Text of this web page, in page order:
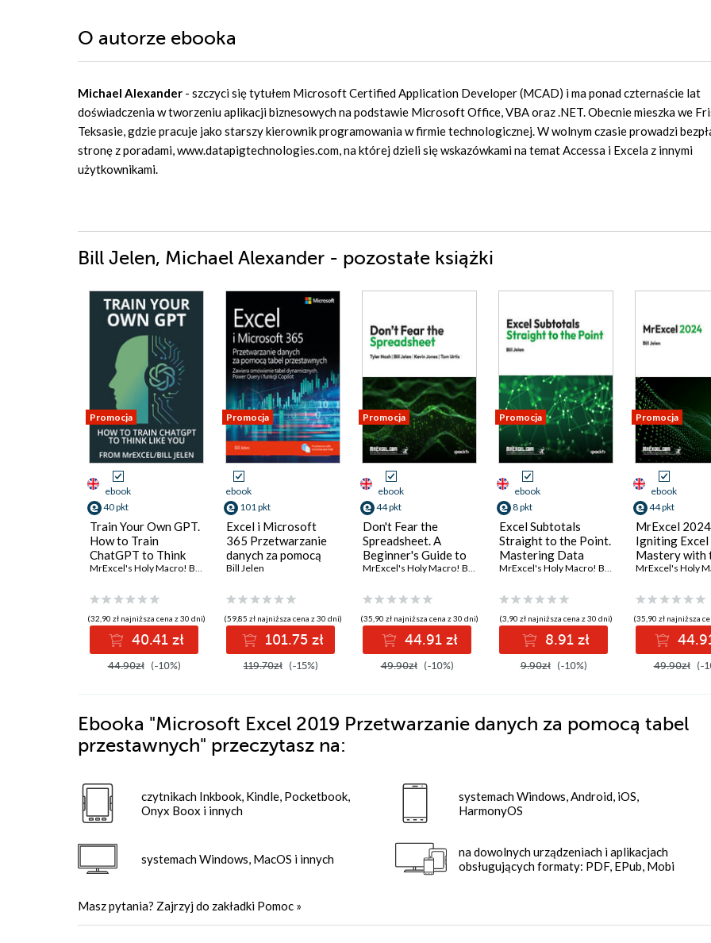
O autorze ebooka
Michael Alexander - szczyci się tytułem Microsoft Certified Application Developer (MCAD) i ma ponad czternaście lat
doświadczenia w tworzeniu aplikacji biznesowych na podstawie Microsoft Office, VBA oraz .NET. Obecnie mieszka we
Teksasie, gdzie pracuje jako starszy kierownik programowania w firmie technologicznej. W wolnym czasie prowadzi
stronę z poradami, www.datapigtechnologies.com, na której dzieli się wskazówkami na temat Accessa i Excela z innymi
użytkownikami.
Bill Jelen, Michael Alexander - pozostałe książki
Promocja
ebook
40 pkt
Train Your Own GPT.
How to Train
ChatGPT to Think
Like You
MrExcel's Holy Macro! Books Bill Jelen
(32,90 zł najniższa cena z 30 dni)
40.41 zł
44.90zł (-10%)
Promocja
ebook
101 pkt
Excel i Microsoft
365 Przetwarzanie
danych za pomocą
tabel przestawnych.
tabel dynamicznych,
Power Query i
funkcji Copilot
Bill Jelen
(59,85 zł najniższa cena z 30 dni)
101.75 zł
119.70zł (-15%)
Promocja
ebook
44 pkt
Don't Fear the
Spreadsheet. A
Beginner's Guide to
Overcoming Excel'sMrExcel's Holy Macro! Books Tyler Nash, Bill Jelen,Kevin Jones ,Tom Urtis
(35,90 zł najniższa cena z 30 dni)
44.91 zł
49.90zł (-10%)
Promocja
ebook
8 pkt
Excel Subtotals
Straight to the Point.
Mastering Data
Organization and
Subtotals
MrExcel's Holy Macro! Books Bill Jelen
(3,90 zł najniższa cena z 30 dni)
8.91 zł
9.90zł (-10%)
Promocja
ebook
44 pkt
MrExcel
Igniting Excel
Mastery with
Latest Tips &
(35,90 zł najniższa
49.90zł (-
Ebooka "Microsoft Excel 2019 Przetwarzanie danych za pomocą tabel
przestawnych" przeczytasz na:
czytnikach Inkbook, Kindle, Pocketbook,
Onyx Boox i innych
systemach Windows, MacOS i innych
systemach Windows, Android, iOS,
HarmonyOS
na dowolnych urządzeniach i aplikacjach
obsługujących formaty: PDF, EPub, Mobi
Masz pytania? Zajrzyj do zakładki Pomoc »